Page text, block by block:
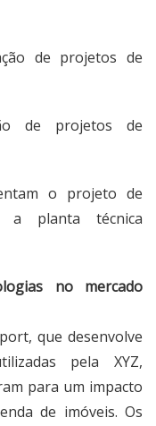
de projetos de
de projetos de
o projeto de
planta técnica
no mercado
que desenvolve
pela XYZ,
para um impacto
de imóveis. Os